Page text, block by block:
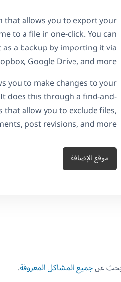
that allows you to export your
to a file in one-click. You can
a backup by importing it via
Google Drive, and more.
you to make changes to your
does this through a find-and-
allow you to exclude files,
post revisions, and more.
موقع الإضافة
جميع المشاكل المعروفة.